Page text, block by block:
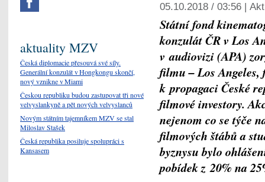
05.10.2018 / 03:56 |
Státní fond
konzulát ČR v Los
v audiovizi (APA)
filmu – Los
k propagaci České
filmové investory.
nejenom co se týče
filmových štábů a
byznysu bylo
pobídek z 20% na
aktuality MZV
Česká diplomacie přesouvá své síly.
Generální konzulát v Hongkongu skončí,
nový vznikne v Miami
Českou republiku budou zastupovat tři nové
velvyslankyně a pět nových velvyslanců
Novým státním tajemníkem MZV se stal
Miloslav Stašek
Česká republika posiluje spolupráci s
Kansasem